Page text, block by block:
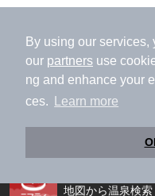
By using our services,
our partners use
ng and enhance your
ces.
Learn more
ニフティ温泉公
おトク情報や
地図から温泉検索